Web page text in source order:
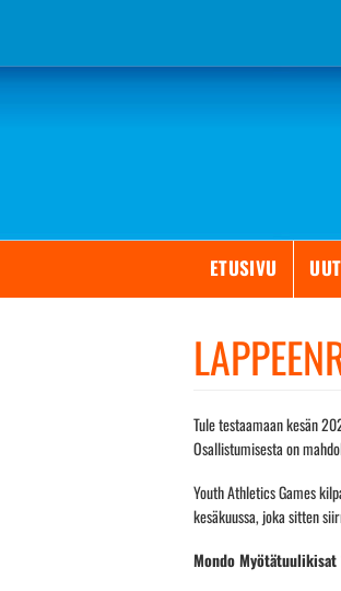
content
ETUSIVU
Tule testaamaan kesän
Osallistumisesta on
Youth Athletics Games
kesäkuussa, joka sitten
Mondo Myötätuulikisat